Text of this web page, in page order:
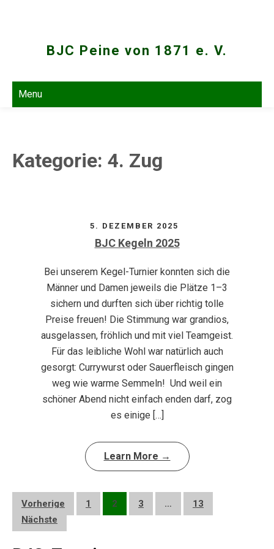
BJC Peine von 1871 e. V.
Menu
Kategorie: 4. Zug
5. DEZEMBER 2025
BJC Kegeln 2025
Bei unserem Kegel-Turnier konnten sich die
Männer und Damen jeweils die Plätze 1–3
sichern und durften sich über richtig tolle
Preise freuen! Die Stimmung war grandios,
ausgelassen, fröhlich und mit viel Teamgeist.
Für das leibliche Wohl war natürlich auch
gesorgt: Currywurst oder Sauerfleisch gingen
weg wie warme Semmeln! Und weil ein
schöner Abend nicht einfach enden darf, zog
es einige […]
Learn More →
Seitennummerierung
der
Vorherige 1 2 3 …
13
Nächste